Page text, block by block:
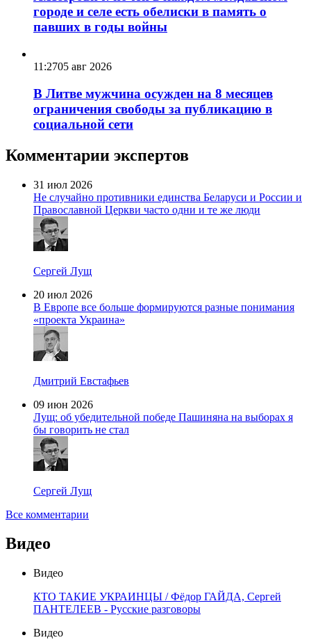
городе и селе есть обелиски в память о
павших в годы войны
11:2705 авг 2026
В Литве мужчина осужден на 8 месяцев
ограничения свободы за публикацию в
социальной сети
Комментарии экспертов
31 июл 2026
Не случайно противники единства Беларуси и России и
Православной Церкви часто одни и те же люди
Сергей Лущ
20 июл 2026
В Европе все больше формируются разные понимания
«проекта Украина»
Дмитрий Евстафьев
09 июн 2026
Лущ: об убедительной победе Пашиняна на выборах я
бы говорить не стал
Сергей Лущ
Все комментарии
Видео
Видео
КТО ТАКИЕ УКРАИНЦЫ / Фёдор ГАЙДА, Сергей
ПАНТЕЛЕЕВ - Русские разговоры
Видео